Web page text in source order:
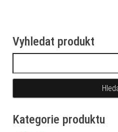
Vyhledat produkt
Kategorie produktu